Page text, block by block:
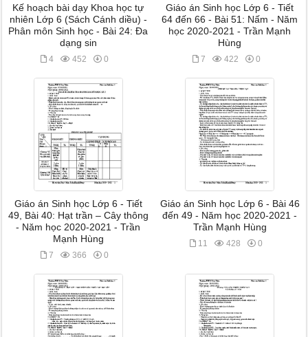
Kế hoạch bài dạy Khoa học tự
nhiên Lớp 6 (Sách Cánh diều) -
Phân môn Sinh học - Bài 24: Đa
dạng sin
4 452 0
Giáo án Sinh học Lớp 6 - Tiết
64 đến 66 - Bài 51: Nấm - Năm
học 2020-2021 - Trần Mạnh
Hùng
7 422 0
Giáo án Sinh học Lớp 6 - Tiết
49, Bài 40: Hạt trần – Cây thông
- Năm học 2020-2021 - Trần
Mạnh Hùng
7 366 0
Giáo án Sinh học Lớp 6 - Bài 46
đến 49 - Năm học 2020-2021 -
Trần Mạnh Hùng
11 428 0